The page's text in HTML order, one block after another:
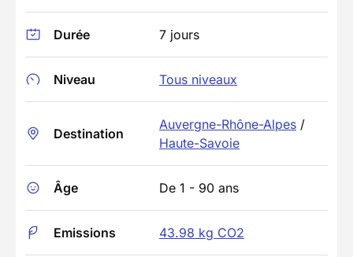
Durée 7 jours
Niveau Tous niveaux
Destination
Auvergne-Rhône-Alpes /
Haute-Savoie
Âge De 1 - 90 ans
Emissions 43.98 kg CO2